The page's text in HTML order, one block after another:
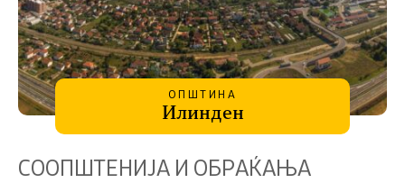
ОПШТИНА
Илинден
СООПШТЕНИЈА И ОБРАЌАЊА